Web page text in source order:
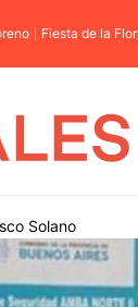
Fiesta de la Flor
Solano